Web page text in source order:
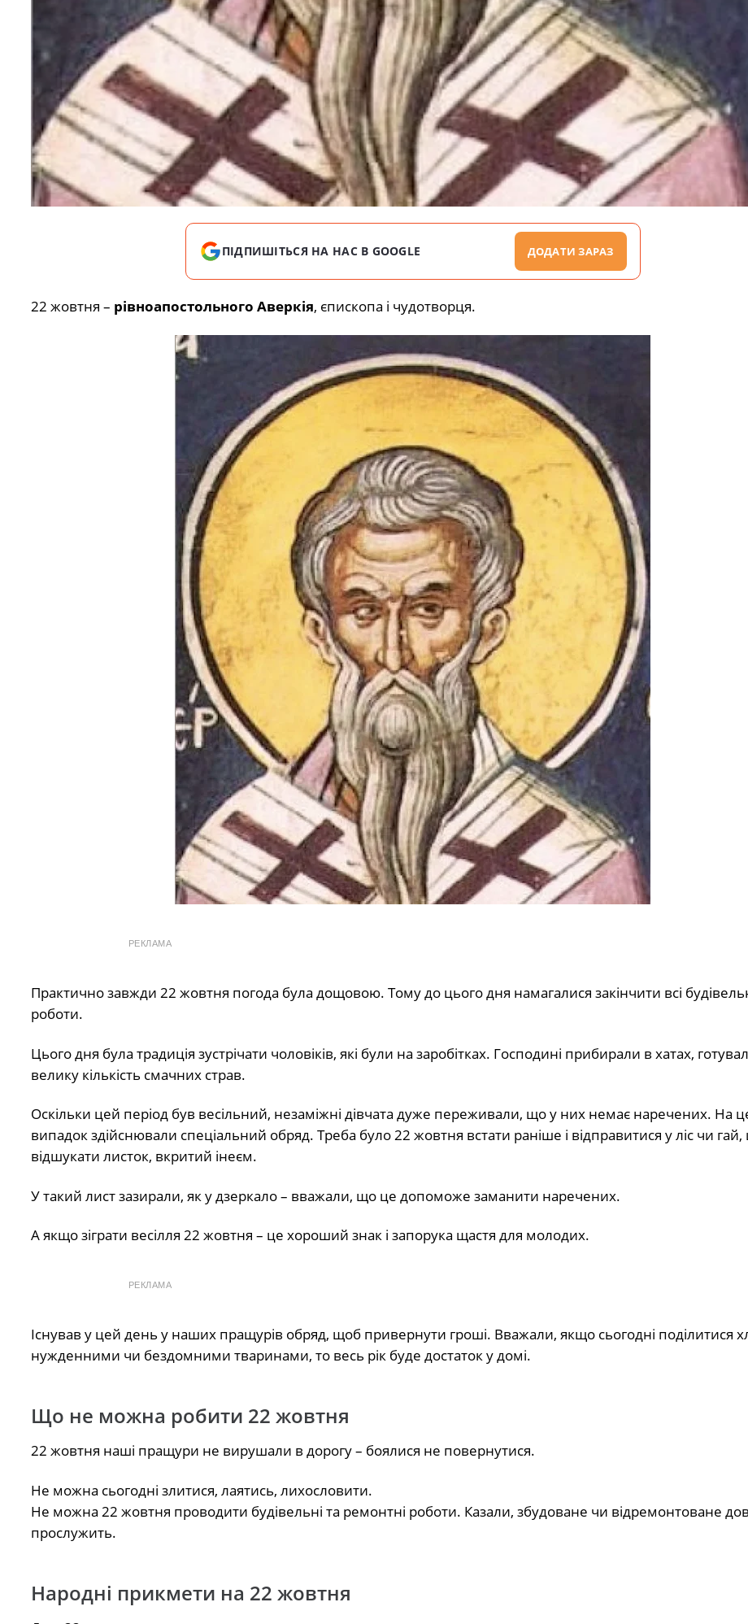
ПІДПИШІТЬСЯ НА НАС В GOOGLE ДОДАТИ ЗАРАЗ
22 жовтня – рівноапостольного Аверкія, єпископа і чудотворця.
РЕКЛАМА
Практично завжди 22 жовтня погода була дощовою. Тому до цього дня намагалися закінчити всі
роботи.
Цього дня була традиція зустрічати чоловіків, які були на заробітках. Господині прибирали в хатах,
велику кількість смачних страв.
Оскільки цей період був весільний, незаміжні дівчата дуже переживали, що у них немає наречених. На
випадок здійснювали спеціальний обряд. Треба було 22 жовтня встати раніше і відправитися у ліс чи
відшукати листок, вкритий інеєм.
У такий лист зазирали, як у дзеркало – вважали, що це допоможе заманити наречених.
А якщо зіграти весілля 22 жовтня – це хороший знак і запорука щастя для молодих.
РЕКЛАМА
Існував у цей день у наших пращурів обряд, щоб привернути гроші. Вважали, якщо сьогодні поділитися
нужденними чи бездомними тваринами, то весь рік буде достаток у домі.
Що не можна робити 22 жовтня
22 жовтня наші пращури не вирушали в дорогу – боялися не повернутися.
Не можна сьогодні злитися, лаятись, лихословити.
Не можна 22 жовтня проводити будівельні та ремонтні роботи. Казали, збудоване чи відремонтоване
прослужить.
Народні прикмети на 22 жовтня